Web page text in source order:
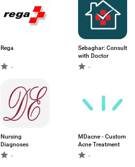
Rega
-
Sebaghar: Consult
with Doctor
-
Nursing
Diagnoses
-
MDacne - Custom
Acne Treatment
-